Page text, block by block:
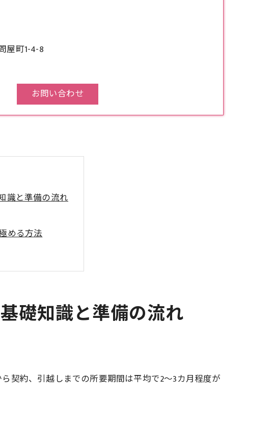
屋町1-4-8
お問い合わせ
識と準備の流れ
める方法
礎知識と準備の流れ
契約、引越しまでの所要期間は平均で2～3カ月程度が